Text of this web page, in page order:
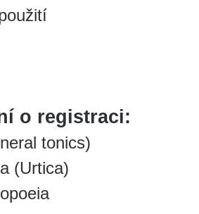
o registraci:
tonics)
(Urtica)